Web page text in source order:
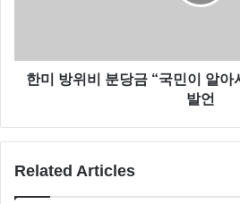
인들이 전날 술을 먹고 아침에 괜
술을 먹었다면 다음날은 대중교
다.한미 방위비 분당금 “국민이 알아
발언
Related Articles